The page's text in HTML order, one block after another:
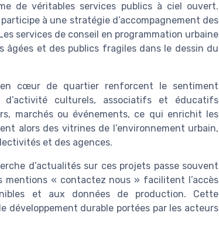
de véritables services publics à ciel ouvert.
à une stratégie d’accompagnement des
services de conseil en programmation urbaine
et des publics fragiles dans le dessin du
cœur de quartier renforcent le sentiment
d’activité culturels, associatifs et éducatifs
marchés ou événements, ce qui enrichit les
alors des vitrines de l’environnement urbain,
et des agences.
d’actualités sur ces projets passe souvent
« contactez nous » facilitent l’accès
et aux données de production. Cette
développement durable portées par les acteurs